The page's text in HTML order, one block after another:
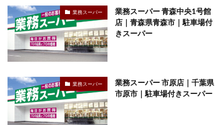
業務スーパー
業務スーパー 青森中央1号館
店｜青森県青森市｜駐車場付
きスーパー
業務スーパー
業務スーパー 市原店｜千葉県
市原市｜駐車場付きスーパー